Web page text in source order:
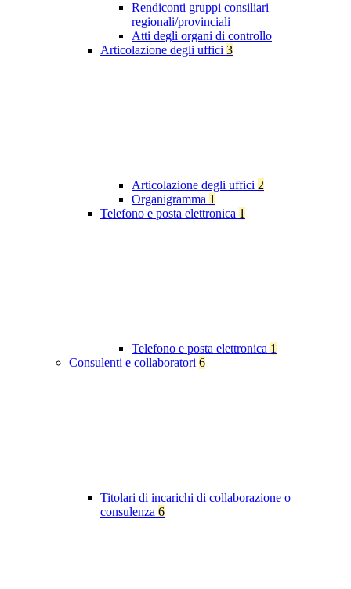
Rendiconti gruppi consiliari
regionali/provinciali
Atti degli organi di controllo
Articolazione degli uffici 3
Articolazione degli uffici 2
Organigramma 1
Telefono e posta elettronica 1
Telefono e posta elettronica 1
Consulenti e collaboratori 6
Titolari di incarichi di collaborazione o
consulenza 6